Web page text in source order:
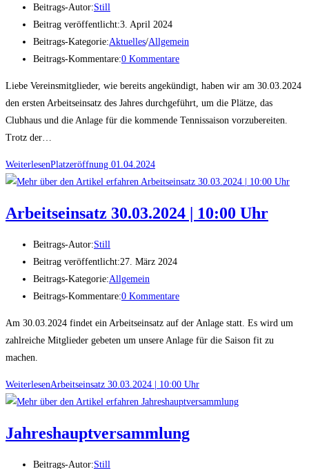
Beitrags-Autor:Still
Beitrag veröffentlicht:3. April 2024
Beitrags-Kategorie:Aktuelles/Allgemein
Beitrags-Kommentare:0 Kommentare
Liebe Vereinsmitglieder, wie bereits angekündigt, haben wir am 30.03.2024
den ersten Arbeitseinsatz des Jahres durchgeführt, um die Plätze, das
Clubhaus und die Anlage für die kommende Tennissaison vorzubereiten.
Trotz der…
WeiterlesenPlatzeröffnung 01.04.2024
Arbeitseinsatz 30.03.2024 | 10:00 Uhr
Beitrags-Autor:Still
Beitrag veröffentlicht:27. März 2024
Beitrags-Kategorie:Allgemein
Beitrags-Kommentare:0 Kommentare
Am 30.03.2024 findet ein Arbeitseinsatz auf der Anlage statt. Es wird um
zahlreiche Mitglieder gebeten um unsere Anlage für die Saison fit zu
machen.
WeiterlesenArbeitseinsatz 30.03.2024 | 10:00 Uhr
Jahreshauptversammlung
Beitrags-Autor:Still